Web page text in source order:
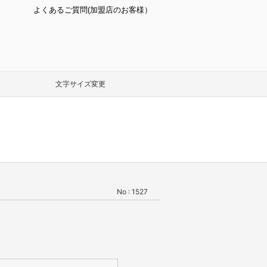
よくあるご質問(加盟店のお客様）
文字サイズ変更
No : 1527